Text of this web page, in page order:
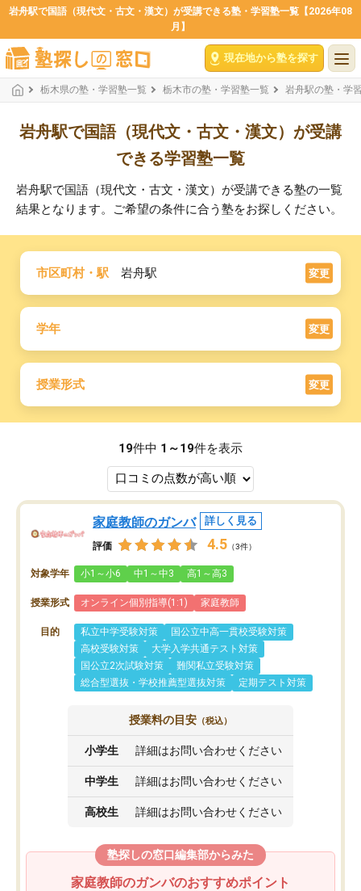
岩舟駅で国語（現代文・古文・漢文）が受講できる塾・学習塾一覧【2026年08
月】
現在地から塾を探す
栃木県の塾・学習塾一覧 栃木市の塾・学習塾一覧 岩舟駅の塾・学
岩舟駅で国語（現代文・古文・漢文）が受講
できる学習塾一覧
岩舟駅で国語（現代文・古文・漢文）が受講できる塾の一覧
結果となります。ご希望の条件に合う塾をお探しください。
市区町村・駅 岩舟駅 変更
学年 変更
授業形式 変更
19件中 1～19件を表示
家庭教師のガンバ 詳しく見る
評価 4.5 （3件）
対象学年 小1～小6 中1～中3 高1～高3
授業形式 オンライン個別指導(1:1) 家庭教師
目的 私立中学受験対策
国公立中高一貫校受験対策
高校受験対策
大学入学共通テスト対策
国公立2次試験対策
難関私立受験対策
総合型選抜・学校推薦型選抜対策
定期テスト対策
授業料の目安 （税込）
小学生 詳細はお問い合わせください
中学生 詳細はお問い合わせください
高校生 詳細はお問い合わせください
塾探しの窓口編集部からみた
家庭教師のガンバのおすすめポイント